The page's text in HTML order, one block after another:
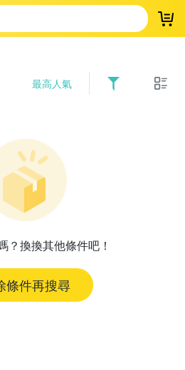
登
最高人氣
？換換其他條件吧！
條件再搜尋